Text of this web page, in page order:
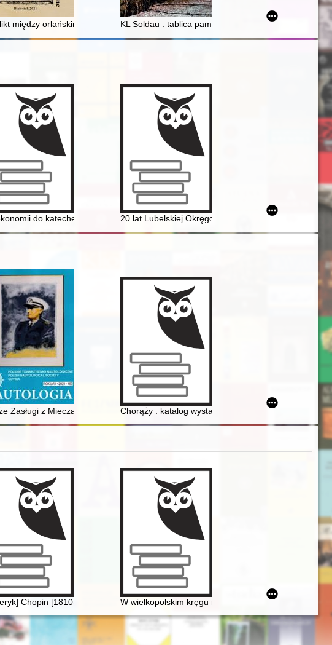
parafii św. Józefa Oblubieńca Najświętszej Maryi Panny na Kole
konspiracji w łódzkim UB
między orlańskimi Kuszkami a królewskimi Hredelami z 1581 roku
KL Soldau : tablica pamięci
Czartoryskiej (1746-1835) w czasach panowania Stanisława Augusta
do katechezy : o rozwoju, funkcji i znaczeniu zwyczajów związanych z
20 lat Lubelskiej Okręgowej Izby Inżynierów
na terenach leśnych w Polsce = Non-formal exhibition of tangible cultural
Jerzego Popiełuszki w Górsku : rok 2022
Zasługi z Mieczami dla Polskiej Marynarki Handlowej
Chorąży : katalog wystawy
Ekspozycje Fryderyka Chopina
Chopin [1810-1849] i George Sand [1804-1876] miłość nie od pierwszego
W wielkopolskim kręgu rodziny Fryderyka Chopina